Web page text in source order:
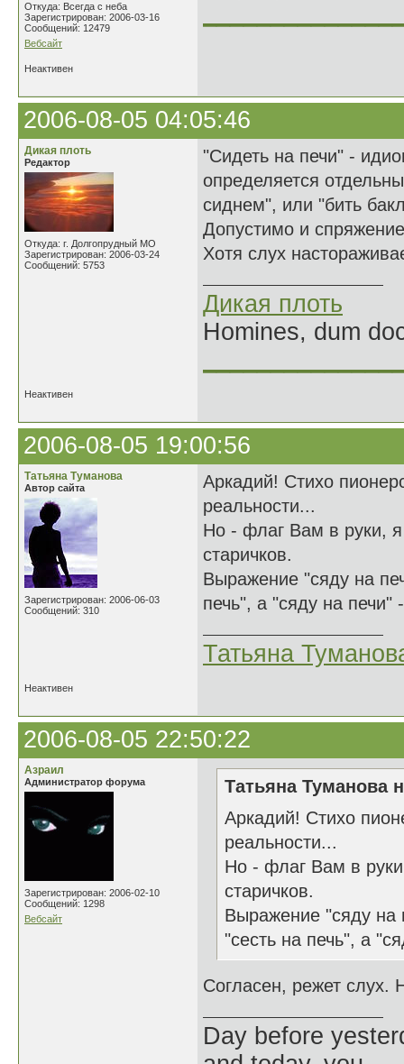
Откуда: Всегда с неба
Зарегистрирован: 2006-03-16
Сообщений: 12479
Вебсайт
Неактивен
2006-08-05 04:05:46
Дикая плоть
Редактор
Откуда: г. Долгопрудный МО
Зарегистрирован: 2006-03-24
Сообщений: 5753
"Сидеть на печи" -
определяется
сиднем", или "бить
Допустимо и
Хотя слух
Дикая плоть
Homines, dum
Неактивен
2006-08-05 19:00:56
Татьяна Туманова
Автор сайта
Зарегистрирован: 2006-06-03
Сообщений: 310
Аркадий! Стихо
реальности...
Но - флаг Вам в руки, я
старичков.
Выражение "сяду на
печь", а "сяду на печи"
Татьяна
Неактивен
2006-08-05 22:50:22
Азраил
Администратор форума
Зарегистрирован: 2006-02-10
Сообщений: 1298
Вебсайт
Татьяна Туманова
Аркадий! Стихо
реальности...
Но - флаг Вам в
старичков.
Выражение "сяду на
"сесть на печь", а
Согласен, режет слух.
Day before